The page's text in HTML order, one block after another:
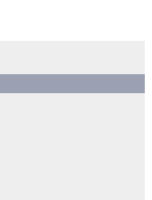
，人车交互，智能车